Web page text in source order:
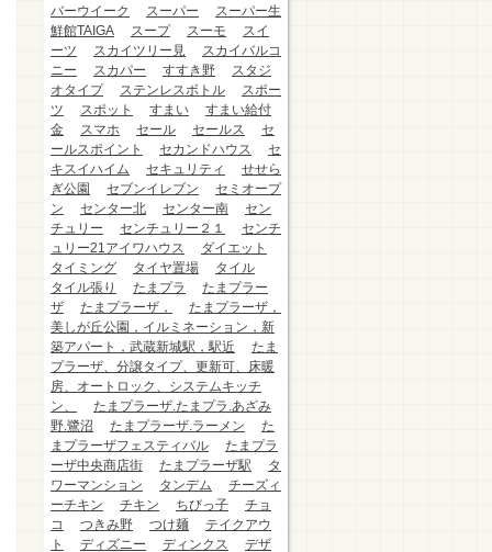
バーウイーク
スーパー
スーパー生
鮮館TAIGA
スープ スーモ
スイ
ーツ
スカイツリー見
スカイバルコ
ニー
スカパー すすき野
スタジ
オタイプ
ステンレスボトル
スポー
ツ
スポット すまい
すまい給付
金
スマホ セール セールス
セ
ールスポイント
セカンドハウス
セ
キスイハイム
セキュリティ
せせら
ぎ公園
セブンイレブン
セミオープ
ン
センター北 センター南
セン
チュリー
センチュリー２１
センチ
ュリー21アイワハウス
ダイエット
タイミング
タイヤ置場
タイル
タイル張り
たまプラ
たまプラー
ザ
たまプラーザ，
たまプラーザ，
美しが丘公園，イルミネーション，新
築アパート，武蔵新城駅，駅近
たま
プラーザ、分譲タイプ、更新可、床暖
房、オートロック、システムキッチ
ン、
たまプラーザ.たまプラ.あざみ
野.鷺沼
たまプラーザ.ラーメン
た
まプラーザフェスティバル
たまプラ
ーザ中央商店街
たまプラーザ駅
タ
ワーマンション
タンデム
チーズィ
ーチキン
チキン ちびっ子
チョ
コ
つきみ野 つけ麺
テイクアウ
ト
ディズニー ディンクス
デザ